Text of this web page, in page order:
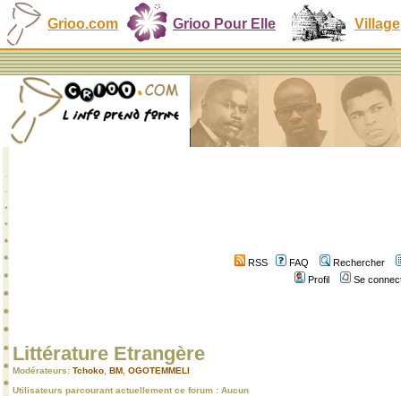
Grioo.com Grioo Pour Elle Village
RSS FAQ
Rechercher
Profil
Se
Littérature Etrangère
Modérateurs: Tchoko BM OGOTEMMELI
Utilisateurs parcourant actuellement ce forum : Aucun